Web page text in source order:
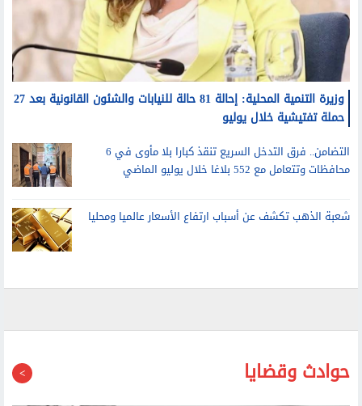
وزيرة التنمية المحلية: إحالة 81 حالة للنيابات والشئون القانونية بعد 27
حملة تفتيشية خلال يوليو
التضامن.. فرق التدخل السريع تنقذ كبارا بلا مأوى في 6
محافظات وتتعامل مع 552 بلاغا خلال يوليو الماضي
شعبة الذهب تكشف عن أسباب ارتفاع الأسعار عالميا ومحليا
حوادث وقضايا